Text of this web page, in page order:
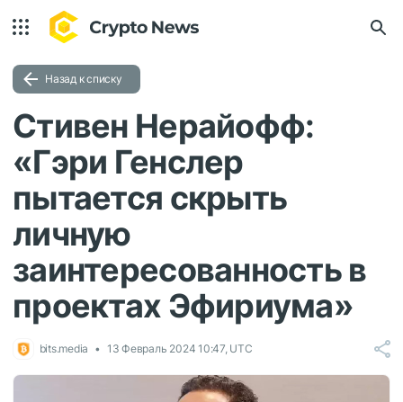
Назад к списку
Стивен Нерайофф:
«Гэри Генслер
пытается скрыть
личную
заинтересованность в
проектах Эфириума»
bits.media 13 Февраль 2024 10:47, UTC